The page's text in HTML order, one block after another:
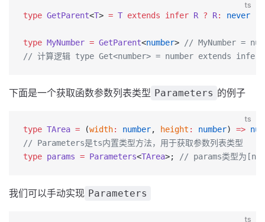
ts
type GetParent<T> = T extends infer R ? R: never
type MyNumber = GetParent<number>
// MyNumber =
// 计算逻辑 type Get<number> = number extends infer
下面是一个获取函数参数列表类型 Parameters 的例子
ts
type TArea = (width: number, height : number) =>
// Parameters是ts内置类型方法，用于获取参数列表类型
type params = Parameters<TArea>; // params类型为
我们可以手动实现 Parameters
ts